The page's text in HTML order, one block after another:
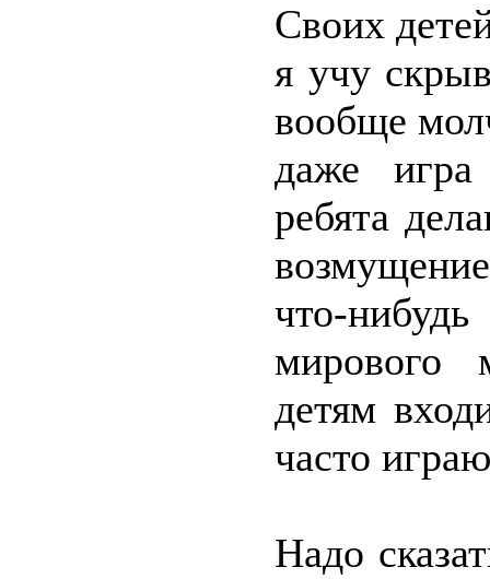
Своих
я учу
вообще
даже
ребята
что-
мирового
детям
часто
Надо